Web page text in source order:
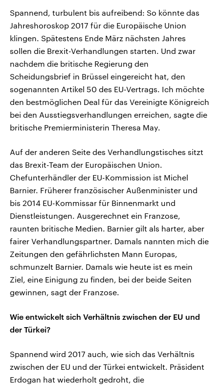
Spannend, turbulent bis aufreibend: So könnte das
Jahreshoroskop 2017 für die Europäische Union
klingen. Spätestens Ende März nächsten Jahres
sollen die Brexit-Verhandlungen starten. Und zwar
nachdem die britische Regierung den
Scheidungsbrief in Brüssel eingereicht hat, den
sogenannten Artikel 50 des EU-Vertrags. Ich möchte
den bestmöglichen Deal für das Vereinigte Königreich
bei den Ausstiegsverhandlungen erreichen, sagte die
britische Premierministerin Theresa May.
Auf der anderen Seite des Verhandlungstisches sitzt
das Brexit-Team der Europäischen Union.
Chefunterhändler der EU-Kommission ist Michel
Barnier. Früherer französischer Außenminister und
bis 2014 EU-Kommissar für Binnenmarkt und
Dienstleistungen. Ausgerechnet ein Franzose,
raunten britische Medien. Barnier gilt als harter, aber
fairer Verhandlungspartner. Damals nannten mich die
Zeitungen den gefährlichsten Mann Europas,
schmunzelt Barnier. Damals wie heute ist es mein
Ziel, eine Einigung zu finden, bei der beide Seiten
gewinnen, sagt der Franzose.
Wie entwickelt sich Verhältnis zwischen der EU und
der Türkei?
Spannend wird 2017 auch, wie sich das Verhältnis
zwischen der EU und der Türkei entwickelt. Präsident
Erdogan hat wiederholt gedroht, die